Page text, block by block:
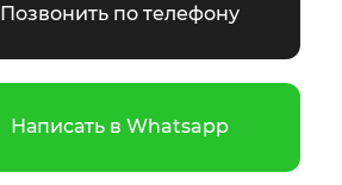
Позвонить по телефону
Написать в Whatsapp